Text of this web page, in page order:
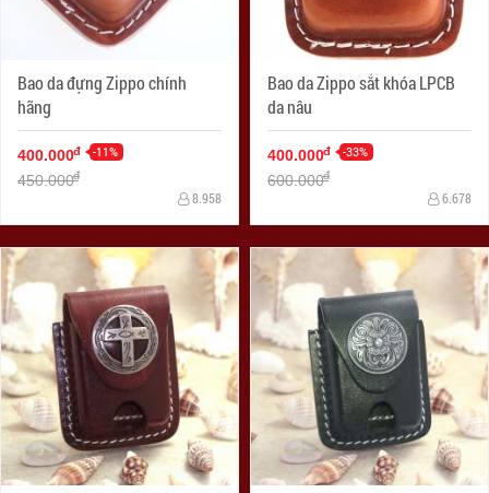
Bao da đựng Zippo chính
hãng
400.000đ -11%
450.000đ
8.958
Bao da Zippo sắt khóa LPCB
da nâu
400.000đ -33%
600.000đ
6.678